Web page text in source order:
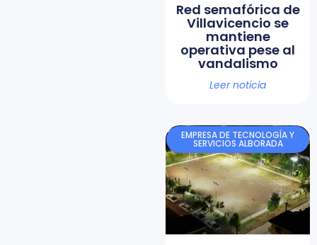
Red semafórica de
Villavicencio se
mantiene
operativa pese al
vandalismo
Leer noticia
EMPRESA DE TECNOLOGÍA Y
SERVICIOS ALBORADA